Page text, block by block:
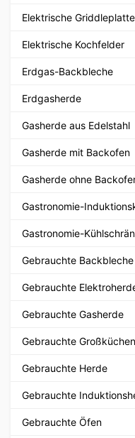
Elektrische
Elektrische Kochfelder
Erdgas-Backbleche
Erdgasherde
Gasherde aus Edelstahl
Gasherde mit Backofen
Gasherde ohne
Gastronomie-
Gastronomie-
Gebrauchte Backbleche
Gebrauchte
Gebrauchte Gasherde
Gebrauchte
Gebrauchte Herde
Gebrauchte
Gebrauchte Öfen